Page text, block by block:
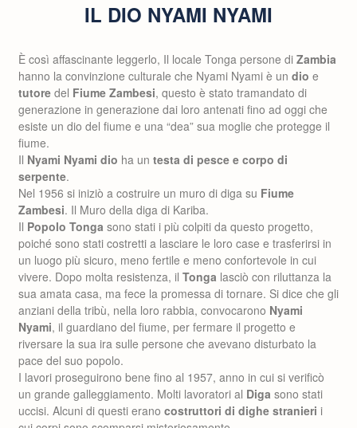
IL DIO NYAMI NYAMI
È così affascinante leggerlo, Il locale Tonga persone di Zambia
hanno la convinzione culturale che Nyami Nyami è un dio e
tutore del Fiume Zambesi, questo è stato tramandato di
generazione in generazione dai loro antenati fino ad oggi che
esiste un dio del fiume e una “dea” sua moglie che protegge il
fiume.
Il Nyami Nyami dio ha un testa di pesce e corpo di
serpente.
Nel 1956 si iniziò a costruire un muro di diga su Fiume
Zambesi. Il Muro della diga di Kariba.
Il Popolo Tonga sono stati i più colpiti da questo progetto,
poiché sono stati costretti a lasciare le loro case e trasferirsi in
un luogo più sicuro, meno fertile e meno confortevole in cui
vivere. Dopo molta resistenza, il Tonga lasciò con riluttanza la
sua amata casa, ma fece la promessa di tornare. Si dice che gli
anziani della tribù, nella loro rabbia, convocarono Nyami
Nyami, il guardiano del fiume, per fermare il progetto e
riversare la sua ira sulle persone che avevano disturbato la
pace del suo popolo.
I lavori proseguirono bene fino al 1957, anno in cui si verificò
un grande galleggiamento. Molti lavoratori al Diga sono stati
uccisi. Alcuni di questi erano costruttori di dighe stranieri i